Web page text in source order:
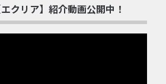
クリア】紹介動画公開中！